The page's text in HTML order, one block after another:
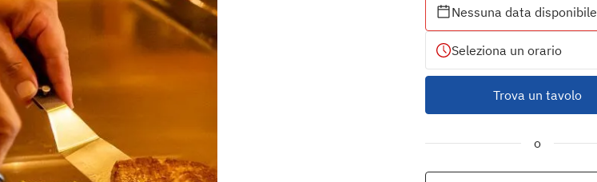
Nessuna data disponibile
Seleziona un orario
Trova un tavolo
o